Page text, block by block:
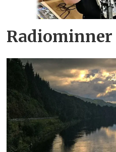
Radiominner